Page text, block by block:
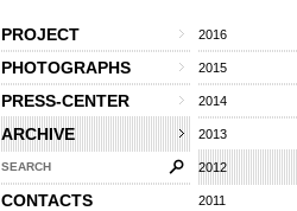
PROJECT
PHOTOGRAPHS
PRESS-CENTER
ARCHIVE
2016
2015
2014
2013
2012
2011
SEARCH
CONTACTS